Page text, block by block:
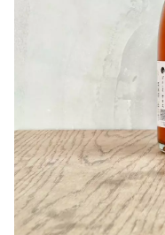
梗を行った巨峰を1:1
半分は実を潰さないま
ラシオン・カルボニッ
のフレッシュな香味
21日のマセラシオン
スを行いステンレス
熟成を行いました。
マセラシオン最終日に
ス後は揮発酸の存在感
トロールしようと、ア
での発酵・熟成を選択
約5か月の熟成を経て